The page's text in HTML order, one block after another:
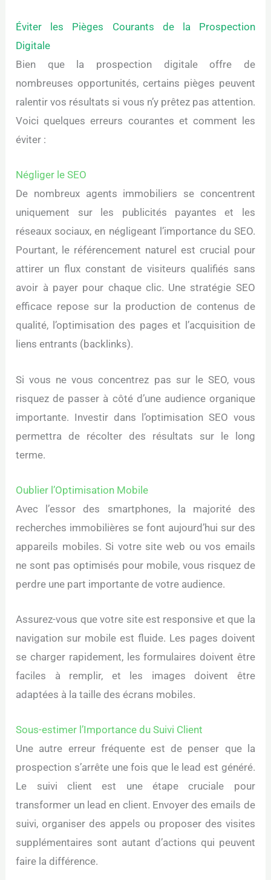
Éviter les Pièges Courants de la Prospection
Digitale
Bien que la prospection digitale offre de
nombreuses opportunités, certains pièges peuvent
ralentir vos résultats si vous n’y prêtez pas attention.
Voici quelques erreurs courantes et comment les
éviter :
Négliger le SEO
De nombreux agents immobiliers se concentrent
uniquement sur les publicités payantes et les
réseaux sociaux, en négligeant l’importance du SEO.
Pourtant, le référencement naturel est crucial pour
attirer un flux constant de visiteurs qualifiés sans
avoir à payer pour chaque clic. Une stratégie SEO
efficace repose sur la production de contenus de
qualité, l’optimisation des pages et l’acquisition de
liens entrants (backlinks).
Si vous ne vous concentrez pas sur le SEO, vous
risquez de passer à côté d’une audience organique
importante. Investir dans l’optimisation SEO vous
permettra de récolter des résultats sur le long
terme.
Oublier l’Optimisation Mobile
Avec l’essor des smartphones, la majorité des
recherches immobilières se font aujourd’hui sur des
appareils mobiles. Si votre site web ou vos emails
ne sont pas optimisés pour mobile, vous risquez de
perdre une part importante de votre audience.
Assurez-vous que votre site est responsive et que la
navigation sur mobile est fluide. Les pages doivent
se charger rapidement, les formulaires doivent être
faciles à remplir, et les images doivent être
adaptées à la taille des écrans mobiles.
Sous-estimer l’Importance du Suivi Client
Une autre erreur fréquente est de penser que la
prospection s’arrête une fois que le lead est généré.
Le suivi client est une étape cruciale pour
transformer un lead en client. Envoyer des emails de
suivi, organiser des appels ou proposer des visites
supplémentaires sont autant d’actions qui peuvent
faire la différence.